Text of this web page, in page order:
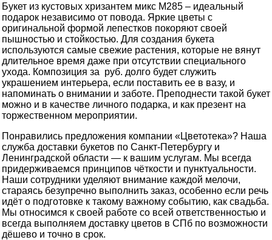
Букет из кустовых хризантем микс М285 – идеальный
подарок независимо от повода. Яркие цветы с
оригинальной формой лепестков покоряют своей
пышностью и стойкостью. Для создания букета
используются самые свежие растения, которые не вянут
длительное время даже при отсутствии специального
ухода. Композиция за руб. долго будет служить
украшением интерьера, если поставить ее в вазу, и
напоминать о внимании и заботе. Преподнести такой букет
можно и в качестве личного подарка, и как презент на
торжественном мероприятии.
Понравились предложения компании «Цветотека»? Наша
служба доставки букетов по Санкт-Петербургу и
Ленинградской области — к вашим услугам. Мы всегда
придерживаемся принципов чёткости и пунктуальности.
Наши сотрудники уделяют внимание каждой мелочи,
стараясь безупречно выполнить заказ, особенно если речь
идёт о подготовке к такому важному событию, как свадьба.
Мы относимся к своей работе со всей ответственностью и
всегда выполняем доставку цветов в СПб по возможности
дёшево и точно в срок.